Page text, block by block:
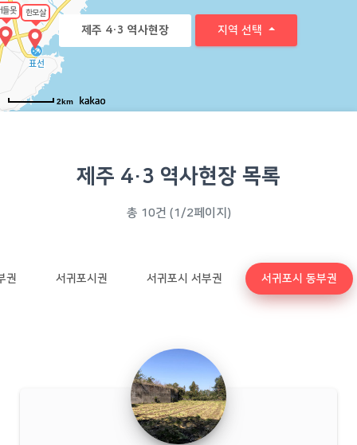
제주 4·3 역사현장 지역 선택
한모살
들못
2km
제주 4·3 역사현장 목록
총 10건 (1/2페이지)
권 서귀포시권 서귀포시 서부권 서귀포시 동부권